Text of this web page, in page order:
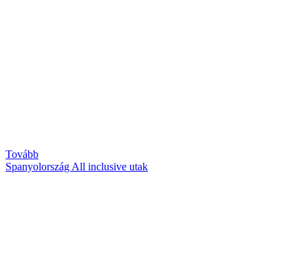
Tovább
Spanyolország All inclusive utak